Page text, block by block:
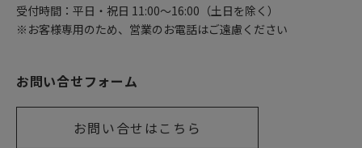
受付時間：平日・祝日 11:00〜16:00（土日を除く）
※お客様専用のため、営業のお電話はご遠慮ください
お問い合せフォーム
お問い合せはこちら